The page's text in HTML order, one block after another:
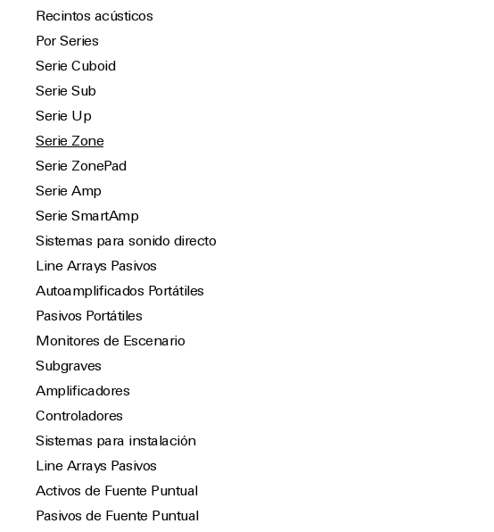
Recintos acústicos
Por Series
Serie Cuboid
Serie Sub
Serie Up
Serie Zone
Serie ZonePad
Serie Amp
Serie SmartAmp
Sistemas para sonido directo
Line Arrays Pasivos
Autoamplificados Portátiles
Pasivos Portátiles
Monitores de Escenario
Subgraves
Amplificadores
Controladores
Sistemas para instalación
Line Arrays Pasivos
Activos de Fuente Puntual
Pasivos de Fuente Puntual